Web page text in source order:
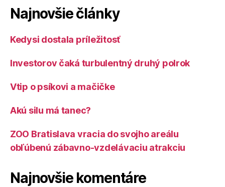
Najnovšie články
Kedysi dostala príležitosť
Investorov čaká turbulentný druhý polrok
Vtip o psíkovi a mačičke
Akú silu má tanec?
ZOO Bratislava vracia do svojho areálu
obľúbenú zábavno-vzdelávaciu atrakciu
Najnovšie komentáre